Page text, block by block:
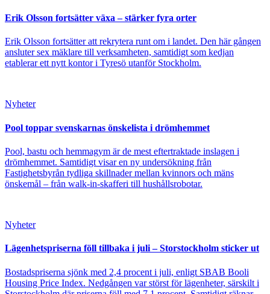
Erik Olsson fortsätter växa – stärker fyra orter
Erik Olsson fortsätter att rekrytera runt om i landet. Den här gången
ansluter sex mäklare till verksamheten, samtidigt som kedjan
etablerar ett nytt kontor i Tyresö utanför Stockholm.
Nyheter
Pool toppar svenskarnas önskelista i drömhemmet
Pool, bastu och hemmagym är de mest eftertraktade inslagen i
drömhemmet. Samtidigt visar en ny undersökning från
Fastighetsbyrån tydliga skillnader mellan kvinnors och mäns
önskemål – från walk-in-skafferi till hushållsrobotar.
Nyheter
Lägenhetspriserna föll tillbaka i juli – Storstockholm sticker ut
Bostadspriserna sjönk med 2,4 procent i juli, enligt SBAB Booli
Housing Price Index. Nedgången var störst för lägenheter, särskilt i